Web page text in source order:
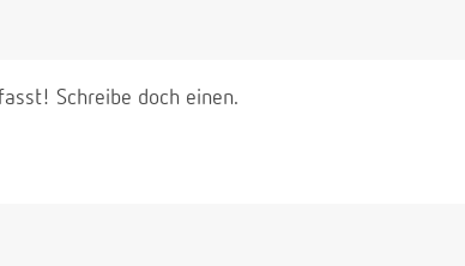
Schreibe doch einen.